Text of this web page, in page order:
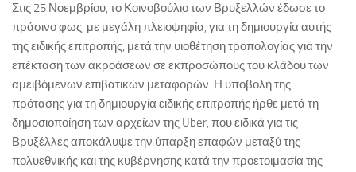
Στις 25 Νοεμβρίου, το Κοινοβούλιο των Βρυξελλών έδωσε το
πράσινο φως, με μεγάλη πλειοψηφία, για τη δημιουργία αυτής
της ειδικής επιτροπής, μετά την υιοθέτηση τροπολογίας για την
επέκταση των ακροάσεων σε εκπροσώπους του κλάδου των
αμειβόμενων επιβατικών μεταφορών. Η υποβολή της
πρότασης για τη δημιουργία ειδικής επιτροπής ήρθε μετά τη
δημοσιοποίηση των αρχείων της Uber, που ειδικά για τις
Βρυξέλλες αποκάλυψε την ύπαρξη επαφών μεταξύ της
πολυεθνικής και της κυβέρνησης κατά την προετοιμασία της